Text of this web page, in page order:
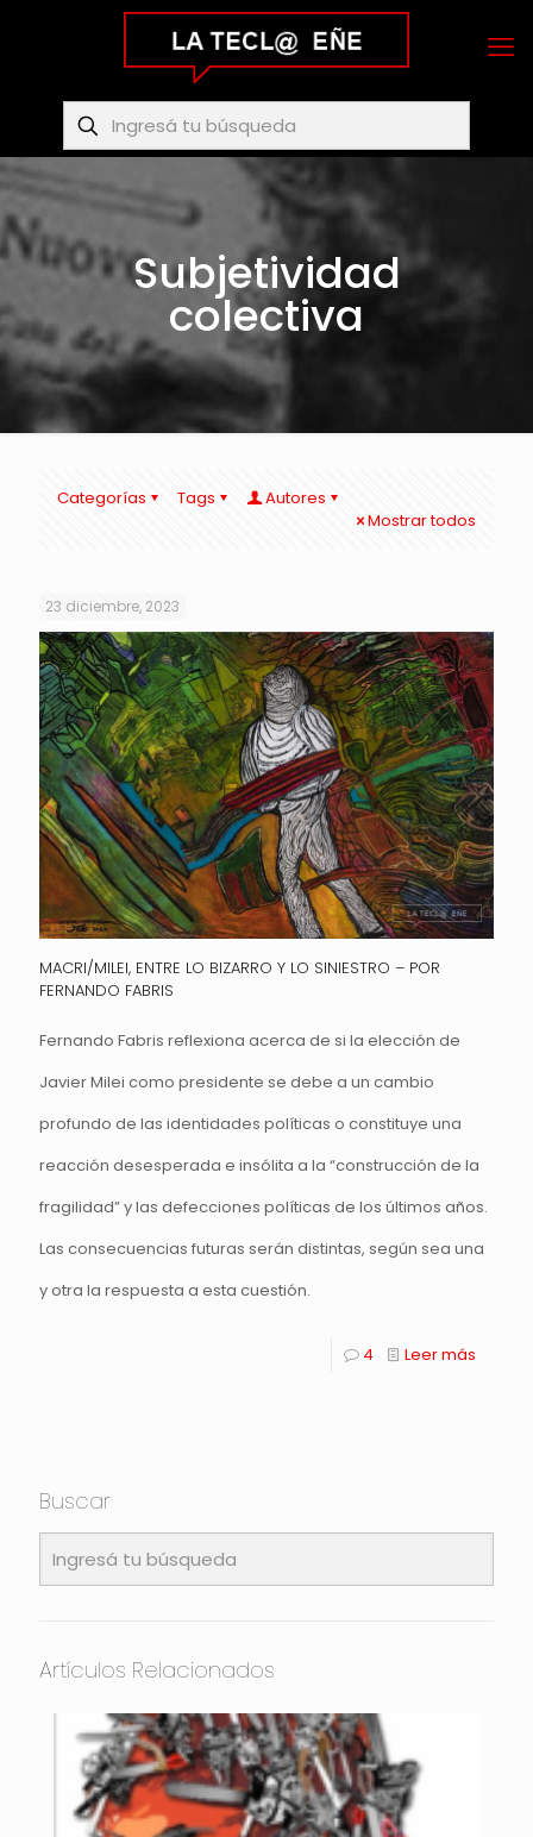
Subjetividad
colectiva
Categorías Tags
Autores
Mostrar todos
23 diciembre, 2023
MACRI/MILEI, ENTRE LO BIZARRO Y LO SINIESTRO – POR
FERNANDO FABRIS
Fernando Fabris reflexiona acerca de si la elección de
Javier Milei como presidente se debe a un cambio
profundo de las identidades políticas o constituye una
reacción desesperada e insólita a la “construcción de la
fragilidad” y las defecciones políticas de los últimos años.
Las consecuencias futuras serán distintas, según sea una
y otra la respuesta a esta cuestión.
4 Leer más
Buscar
Artículos Relacionados